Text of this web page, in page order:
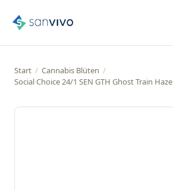
Start / Cannabis Blüten /
Social Choice 24/1 SEN GTH Ghost Train Haze